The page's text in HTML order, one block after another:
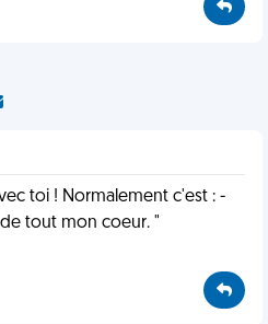
toi ! Normalement c'est : -
tout mon coeur. "